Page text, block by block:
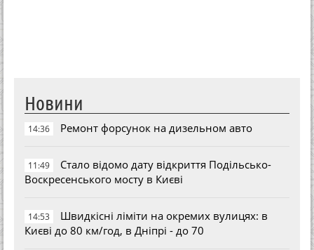
Новини
14:36 Ремонт форсунок на дизельном авто
11:49
Стало відомо дату відкриття Подільсько-
Воскресенського мосту в Києві
14:53
Швидкісні ліміти на окремих вулицях: в
Києві до 80 км/год, в Дніпрі - до 70